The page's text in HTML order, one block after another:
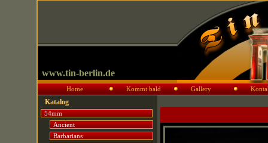
www.tin-berlin.de
Home Kommt bald Gallery
Katalog
54mm
Ancient
Barbarians